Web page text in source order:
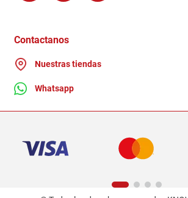
Ganadores - Promociones
Contactanos
Nuestras tiendas
Whatsapp